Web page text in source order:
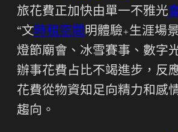
旅花費正加快由單一不雅光
“文時租空間明體驗+生涯場
燈節廟會、冰雪賽事、數字
辦事花費占比不竭進步，反
花費從物資知足向精力和感
趨向。